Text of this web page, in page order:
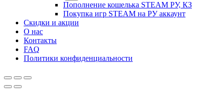
Пополнение кошелька STEAM РУ, КЗ
Покупка игр STEAM на РУ аккаунт
Скидки и акции
О нас
Контакты
FAQ
Политики конфиденциальности